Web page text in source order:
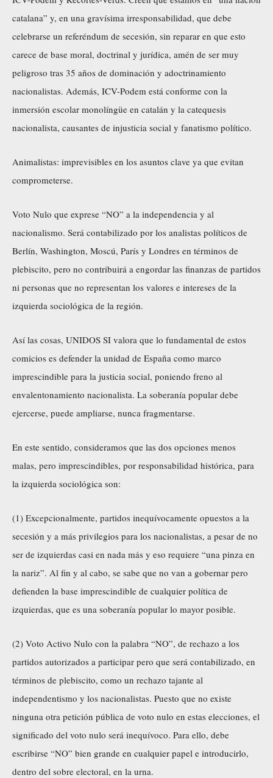
catalana” y, en una gravísima irresponsabilidad, que debe
celebrarse un referéndum de secesión, sin reparar en que esto
carece de base moral, doctrinal y jurídica, amén de ser muy
peligroso tras 35 años de dominación y adoctrinamiento
nacionalistas. Además, ICV-Podem está conforme con la
inmersión escolar monolíngüe en catalán y la catequesis
nacionalista, causantes de injusticia social y fanatismo político.
Animalistas: imprevisibles en los asuntos clave ya que evitan
comprometerse.
Voto Nulo que exprese “NO” a la independencia y al
nacionalismo. Será contabilizado por los analistas políticos de
Berlín, Washington, Moscú, París y Londres en términos de
plebiscito, pero no contribuirá a engordar las finanzas de partidos
ni personas que no representan los valores e intereses de la
izquierda sociológica de la región.
Así las cosas, UNIDOS SI valora que lo fundamental de estos
comicios es defender la unidad de España como marco
imprescindible para la justicia social, poniendo freno al
envalentonamiento nacionalista. La soberanía popular debe
ejercerse, puede ampliarse, nunca fragmentarse.
En este sentido, consideramos que las dos opciones menos
malas, pero imprescindibles, por responsabilidad histórica, para
la izquierda sociológica son:
(1) Excepcionalmente, partidos inequívocamente opuestos a la
secesión y a más privilegios para los nacionalistas, a pesar de no
ser de izquierdas casi en nada más y eso requiere “una pinza en
la nariz”. Al fin y al cabo, se sabe que no van a gobernar pero
defienden la base imprescindible de cualquier política de
izquierdas, que es una soberanía popular lo mayor posible.
(2) Voto Activo Nulo con la palabra “NO”, de rechazo a los
partidos autorizados a participar pero que será contabilizado, en
términos de plebiscito, como un rechazo tajante al
independentismo y los nacionalistas. Puesto que no existe
ninguna otra petición pública de voto nulo en estas elecciones, el
significado del voto nulo será inequívoco. Para ello, debe
escribirse “NO” bien grande en cualquier papel e introducirlo,
dentro del sobre electoral, en la urna.